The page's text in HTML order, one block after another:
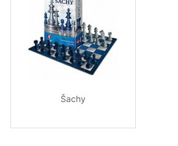
Šachy